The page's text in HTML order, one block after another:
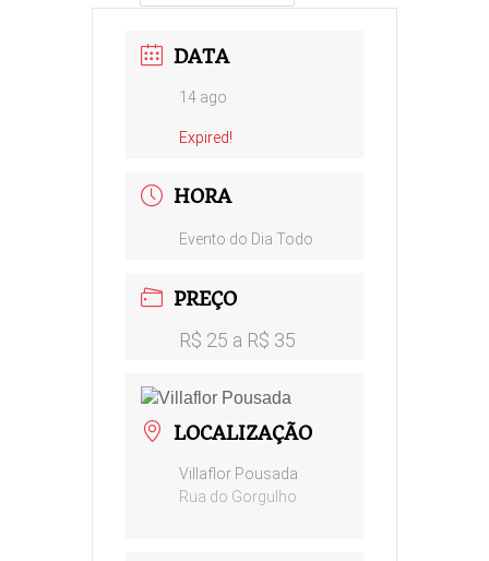
DATA
14 ago
Expired!
HORA
Evento do Dia Todo
PREÇO
R$ 25 a R$ 35
LOCALIZAÇÃO
Villaflor Pousada
Rua do Gorgulho